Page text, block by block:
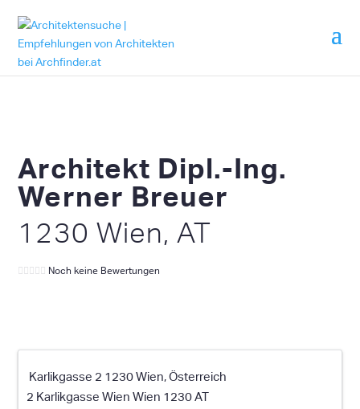
Architekt Dipl.-Ing.
Werner Breuer
1230 Wien, AT
Noch keine Bewertungen
Karlikgasse 2 1230 Wien, Österreich
2 Karlikgasse Wien Wien 1230 AT